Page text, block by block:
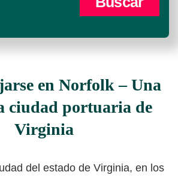
en Norfolk – Una
ciudad portuaria de
Virginia
del estado de Virginia, en los